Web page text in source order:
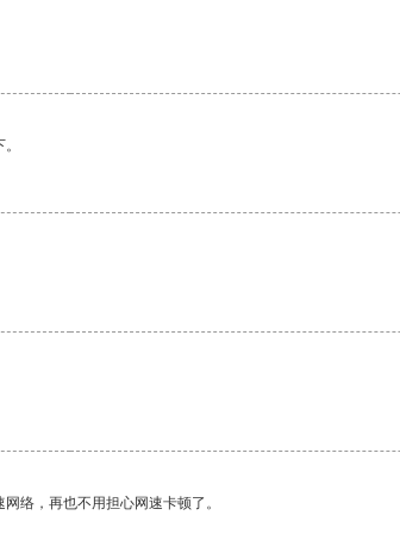
络，再也不用担心网速卡顿了。